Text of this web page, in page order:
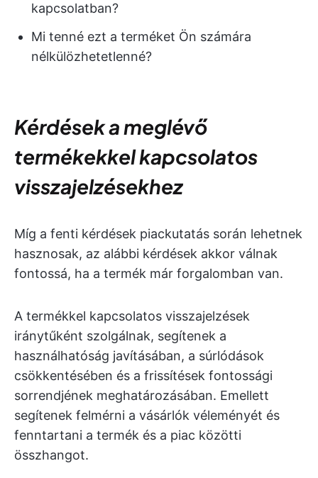
kapcsolatban?
Mi tenné ezt a terméket Ön számára
nélkülözhetetlenné?
Kérdések a meglévő
termékekkel kapcsolatos
visszajelzésekhez
Míg a fenti kérdések piackutatás során lehetnek
hasznosak, az alábbi kérdések akkor válnak
fontossá, ha a termék már forgalomban van.
A termékkel kapcsolatos visszajelzések
iránytűként szolgálnak, segítenek a
használhatóság javításában, a súrlódások
csökkentésében és a frissítések fontossági
sorrendjének meghatározásában. Emellett
segítenek felmérni a vásárlók véleményét és
fenntartani a termék és a piac közötti
összhangot.